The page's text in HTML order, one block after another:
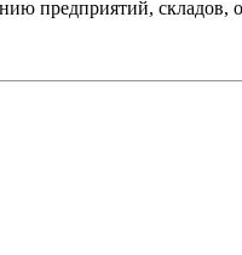
предприятий, складов,